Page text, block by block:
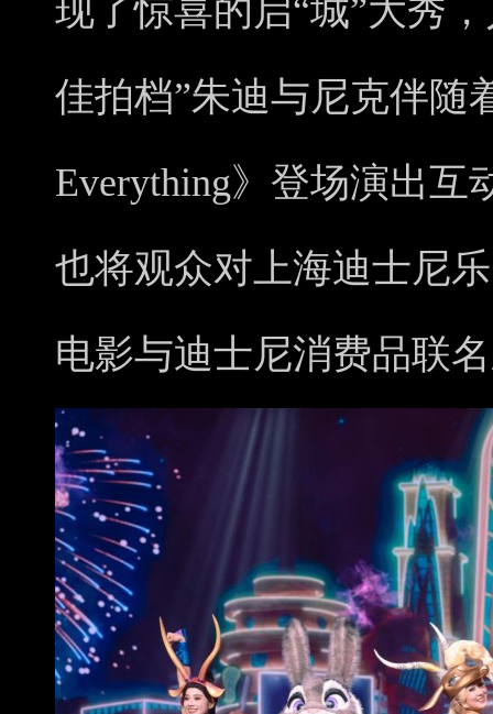
现了惊喜的启“城”大秀
佳拍档”朱迪与尼克伴随
Everything》登场演出
也将观众对上海迪士尼
电影与迪士尼消费品联